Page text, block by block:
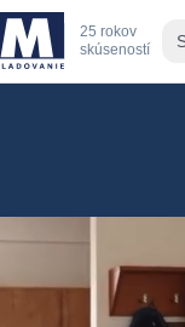
25 rokov
skúseností